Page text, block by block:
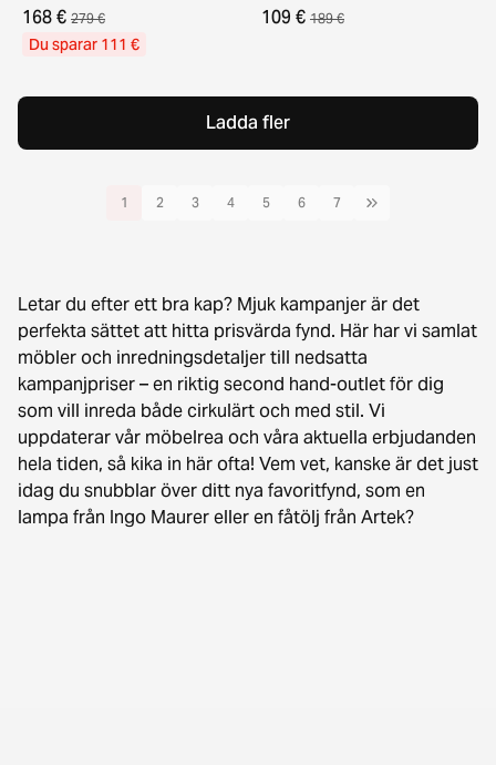
168 € 279 €
Du sparar 111 €
109 € 189 €
Ladda fler
1 2 3 4 5 6 7
Letar du efter ett bra kap? Mjuk kampanjer är det
perfekta sättet att hitta prisvärda fynd. Här har vi samlat
möbler och inredningsdetaljer till nedsatta
kampanjpriser – en riktig second hand-outlet för dig
som vill inreda både cirkulärt och med stil. Vi
uppdaterar vår möbelrea och våra aktuella erbjudanden
hela tiden, så kika in här ofta! Vem vet, kanske är det just
idag du snubblar över ditt nya favoritfynd, som en
lampa från Ingo Maurer eller en fåtölj från Artek?